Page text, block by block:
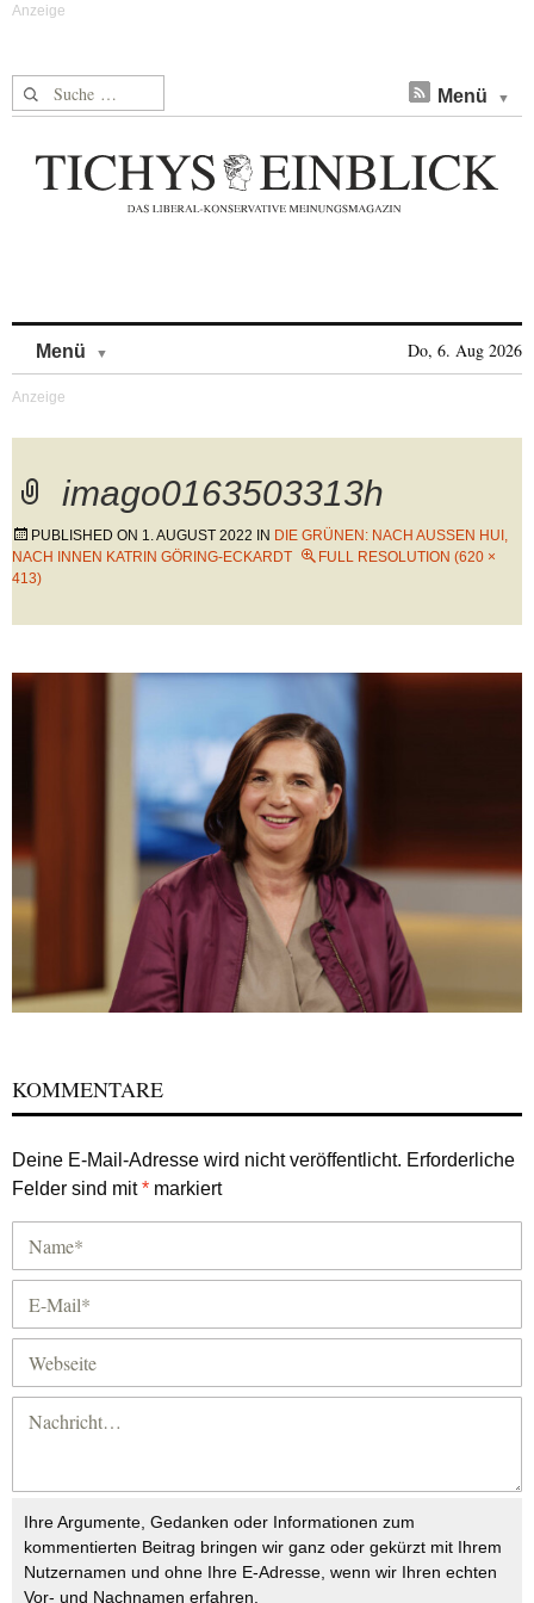
Suche nach: Menü
Menü Do, 6. Aug 2026
imago0163503313h
PUBLISHED ON 1. AUGUST 2022 IN DIE GRÜNEN: NACH AUSSEN HUI, N
ACH INNEN KATRIN GÖRING-ECKARDT
FULL RESOLUTION (620 ×
413)
KOMMENTARE
Deine E-Mail-Adresse wird nicht veröffentlicht. Erforderliche
Felder sind mit* markiert
Ihre Argumente, Gedanken oder Informationen zum
kommentierten Beitrag bringen wir ganz oder gekürzt mit Ihrem
Nutzernamen und ohne Ihre E-Adresse, wenn wir Ihren echten
Vor- und Nachnamen erfahren.